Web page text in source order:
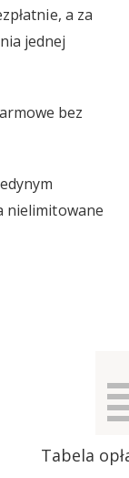
a za
jednej
bez
nielimitowane
Tabela